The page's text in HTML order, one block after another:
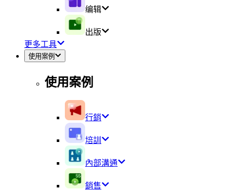
编辑
出版
更多工具
使用案例
使用案例
行銷
培訓
內部溝通
銷售